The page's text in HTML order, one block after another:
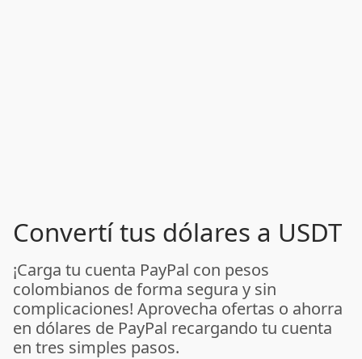
Convertí tus dólares a USDT
¡Carga tu cuenta PayPal con pesos
colombianos de forma segura y sin
complicaciones! Aprovecha ofertas o ahorra
en dólares de PayPal recargando tu cuenta
en tres simples pasos.